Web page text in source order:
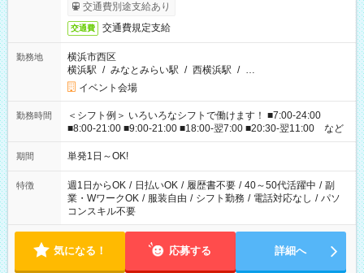
交通費別途支給あり
交通費 交通費規定支給
勤務地
横浜市西区
横浜駅 / みなとみらい駅 / 西横浜駅 / …
イベント会場
勤務時間
＜シフト例＞ いろいろなシフトで働けます！ ■7:00-24:00
■8:00-21:00 ■9:00-21:00 ■18:00-翌7:00 ■20:30-翌11:00 など
期間 単発1日～OK!
特徴 週1日からOK / 日払いOK / 履歴書不要 / 40～50代活躍中 / 副
業・WワークOK / 服装自由 / シフト勤務 / 電話対応なし / パソ
コンスキル不要
気になる！ 応募する 詳細へ